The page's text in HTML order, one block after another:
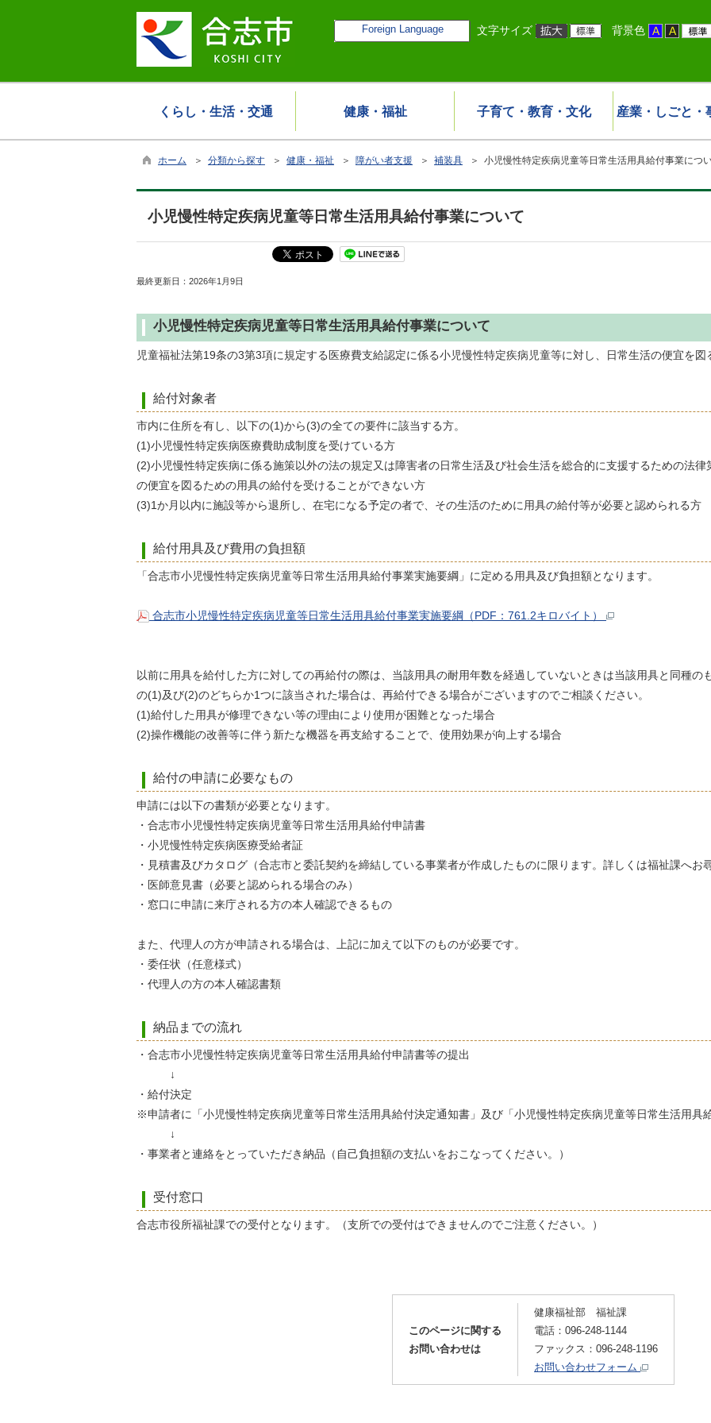
Foreign Language 文字サイズ 背景色
くらし・生活・交通 健康・福祉 子育て・教育・文化 産業・しごと・
ホーム ＞ 分類から探す ＞ 健康・福祉 ＞ 障がい者支援 ＞ 補装具 ＞ 小児慢性特定疾病児童等日常生活用具給付事業につ
小児慢性特定疾病児童等日常生活用具給付事業について
最終更新日： 2026年1月9日
小児慢性特定疾病児童等日常生活用具給付事業について
児童福祉法第19条の3第3項に規定する医療費支給認定に係る小児慢性特定疾病児童等に対し、日常生活の便宜を図
給付対象者
市内に住所を有し、以下の(1)から(3)の全ての要件に該当する方。
(1)小児慢性特定疾病医療費助成制度を受けている方
(2)小児慢性特定疾病に係る施策以外の法の規定又は障害者の日常生活及び社会生活を総合的に支援するための法
の便宜を図るための用具の給付を受けることができない方
(3)1か月以内に施設等から退所し、在宅になる予定の者で、その生活のために用具の給付等が必要と認められる方
給付用具及び費用の負担額
「合志市小児慢性特定疾病児童等日常生活用具給付事業実施要綱」に定める用具及び負担額となります。
合志市小児慢性特定疾病児童等日常生活用具給付事業実施要綱（PDF：761.2キロバイト）
以前に用具を給付した方に対しての再給付の際は、当該用具の耐用年数を経過していないときは当該用具と同種の
の(1)及び(2)のどちらか1つに該当された場合は、再給付できる場合がございますのでご相談ください。
(1)給付した用具が修理できない等の理由により使用が困難となった場合
(2)操作機能の改善等に伴う新たな機器を再支給することで、使用効果が向上する場合
給付の申請に必要なもの
申請には以下の書類が必要となります。
・合志市小児慢性特定疾病児童等日常生活用具給付申請書
・小児慢性特定疾病医療受給者証
・見積書及びカタログ（合志市と委託契約を締結している事業者が作成したものに限ります。詳しくは福祉課へお
・医師意見書（必要と認められる場合のみ）
・窓口に申請に来庁される方の本人確認できるもの
また、代理人の方が申請される場合は、上記に加えて以下のものが必要です。
・委任状（任意様式）
・代理人の方の本人確認書類
納品までの流れ
・合志市小児慢性特定疾病児童等日常生活用具給付申請書等の提出
↓
・給付決定
※申請者に「小児慢性特定疾病児童等日常生活用具給付決定通知書」及び「小児慢性特定疾病児童等日常生活用具
↓
・事業者と連絡をとっていただき納品（自己負担額の支払いをおこなってください。）
受付窓口
合志市役所福祉課での受付となります。（支所での受付はできませんのでご注意ください。）
このページに関する
お問い合わせは
健康福祉部 福祉課
電話：096-248-1144
ファックス：096-248-1196
お問い合わせフォーム